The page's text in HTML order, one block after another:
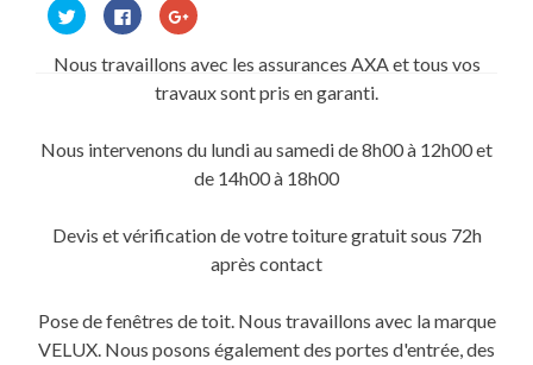
Cliquez
pour
partager
Twitter(ouvre
Cliquez
pour
partager
sur
Facebook(ouvre
dans
une
Cliquez
pour
Google+
dans
fenêtre)
Nous travaillons avec les assurances AXA et tous vos
travaux sont pris en garanti.
Nous intervenons du lundi au samedi de 8h00 à 12h00 et
de 14h00 à 18h00
Devis et vérification de votre toiture gratuit sous 72h
après contact
Pose de fenêtres de toit. Nous travaillons avec la marque
VELUX. Nous posons également des portes d'entrée, des